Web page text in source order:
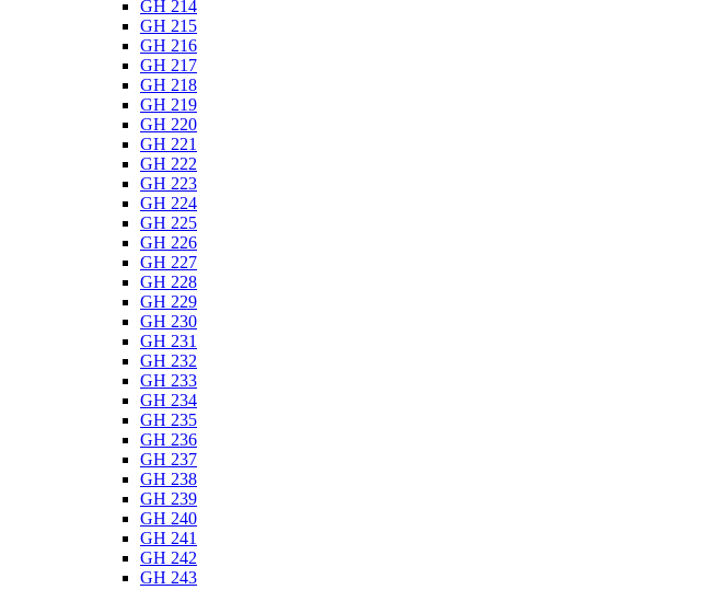
GH 214
GH 215
GH 216
GH 217
GH 218
GH 219
GH 220
GH 221
GH 222
GH 223
GH 224
GH 225
GH 226
GH 227
GH 228
GH 229
GH 230
GH 231
GH 232
GH 233
GH 234
GH 235
GH 236
GH 237
GH 238
GH 239
GH 240
GH 241
GH 242
GH 243